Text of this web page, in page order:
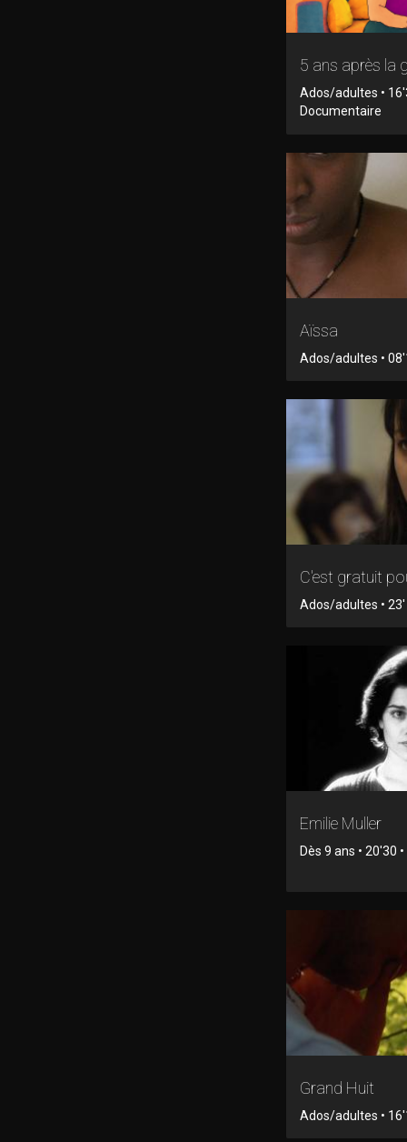
5 ans après la
Ados/adultes •
Documentaire
Aïssa
Ados/adultes •
C'est gratuit
Ados/adultes • 23'
Emilie Muller
Dès 9 ans • 20'30
Grand Huit
Ados/adultes •